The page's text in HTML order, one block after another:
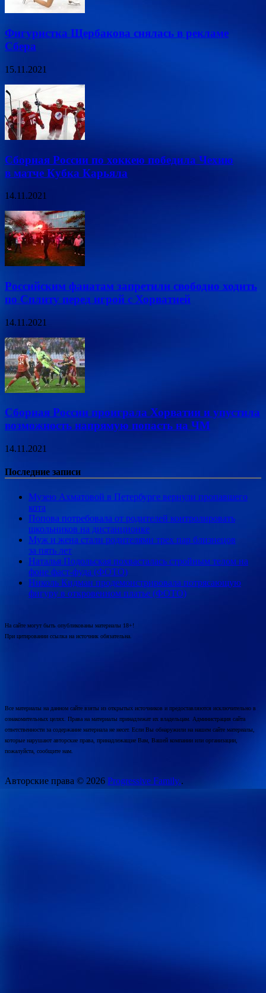
Фигуристка Щербакова снялась в рекламе
Сбера
15.11.2021
Сборная России по хоккею победила Чехию
в матче Кубка Карьяла
14.11.2021
Российским фанатам запретили свободно ходить
по Сплиту перед игрой с Хорватией
14.11.2021
Сборная России проиграла Хорватии и упустила
возможность напрямую попасть на ЧМ
14.11.2021
Последние записи
Музею Ахматовой в Петербурге вернули пропавшего
кота
Попова потребовала от родителей контролировать
школьников на дистанционке
Муж и жена стали родителями трех пар близнецов
за пять лет
Наталья Подольская похвасталась стройным телом на
фоне фаст-фуда (ФОТО)
Николь Кидман продемонстрировала потрясающую
фигуру в откровенном платье (ФОТО)
На сайте могут быть опубликованы материалы 18+!
При цитировании ссылка на источник обязательна.
Все материалы на данном сайте взяты из открытых источников и предоставляются исключительно в
ознакомительных целях. Права на материалы принадлежат их владельцам. Администрация сайта
ответственности за содержание материала не несет. Если Вы обнаружили на нашем сайте материалы,
которые нарушают авторские права, принадлежащие Вам, Вашей компании или организации,
пожалуйста, сообщите нам.
Авторские права © 2026 Progressive Family..